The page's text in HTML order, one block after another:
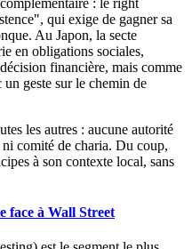
qui exige de gagner sa
Au Japon, la secte
en obligations sociales,
financière, mais comme
geste sur le chemin de
les autres : aucune autorité
comité de charia. Du coup,
à son contexte local, sans
face à Wall Street